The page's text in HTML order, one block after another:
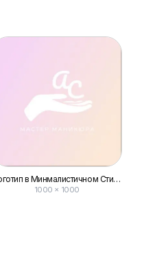
Логотип в Минмалистичном Стиле для Мастера Маникюра
1000 × 1000